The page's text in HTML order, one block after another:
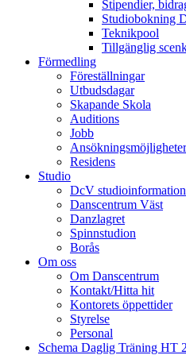
Stipendier,
Studiobokning
Teknikpool
Tillgänglig
Förmedling
Föreställningar
Utbudsdagar
Skapande Skola
Auditions
Jobb
Ansökningsmöjligheter
Residens
Studio
DcV studioinformation
Danscentrum Väst
Danzlagret
Spinnstudion
Borås
Om oss
Om Danscentrum
Kontakt/Hitta hit
Kontorets öppettider
Styrelse
Personal
Schema Daglig Träning HT